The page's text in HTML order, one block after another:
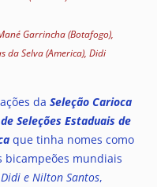
Garrincha (Botafogo),
da Selva (America), Didi
da Seleção Carioca
Seleções Estaduais de
que tinha nomes como
bicampeões mundiais
e Nilton Santos,